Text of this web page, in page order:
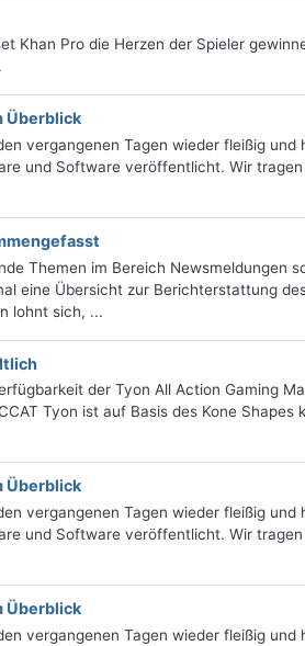
Khan Pro die Herzen der Spieler
Überblick
vergangenen Tagen wieder fleißig und
und Software veröffentlicht. Wir
Themen im Bereich Newsmeldungen
eine Übersicht zur Berichterstattung
lohnt sich, ...
der Tyon All Action Gaming
Tyon ist auf Basis des Kone
Überblick
vergangenen Tagen wieder fleißig und
und Software veröffentlicht. Wir
Überblick
vergangenen Tagen wieder fleißig und